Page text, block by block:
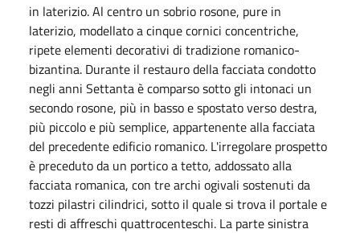
in laterizio. Al centro un sobrio rosone, pure in
laterizio, modellato a cinque cornici concentriche,
ripete elementi decorativi di tradizione romanico-
bizantina. Durante il restauro della facciata condotto
negli anni Settanta è comparso sotto gli intonaci un
secondo rosone, più in basso e spostato verso destra,
più piccolo e più semplice, appartenente alla facciata
del precedente edificio romanico. L'irregolare prospetto
è preceduto da un portico a tetto, addossato alla
facciata romanica, con tre archi ogivali sostenuti da
tozzi pilastri cilindrici, sotto il quale si trova il portale e
resti di affreschi quattrocenteschi. La parte sinistra